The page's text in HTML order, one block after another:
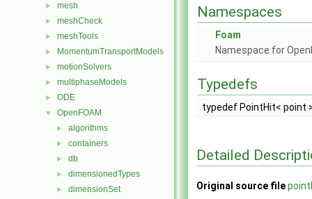
► mesh
► meshCheck
► meshTools
► MomentumTransportModels
► motionSolvers
► multiphaseModels
► ODE
▼ OpenFOAM
► algorithms
► containers
► db
► dimensionedTypes
► dimensionSet
Namespaces
Foam
Namespace for
Typedefs
typedef PointHit< point
Detailed
Original source file